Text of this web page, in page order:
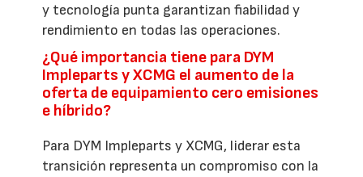
y tecnología punta garantizan fiabilidad y
rendimiento en todas las operaciones.
¿Qué importancia tiene para DYM
Impleparts y XCMG el aumento de la
oferta de equipamiento cero emisiones
e híbrido?
Para DYM Impleparts y XCMG, liderar esta
transición representa un compromiso con la